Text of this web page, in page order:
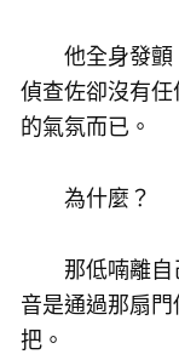
他全身發顫
偵查佐卻沒有
的氣氛而已。
為什麼？
那低喃離自
音是通過那扇
把。